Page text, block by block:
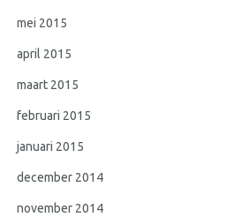
mei 2015
april 2015
maart 2015
februari 2015
januari 2015
december 2014
november 2014